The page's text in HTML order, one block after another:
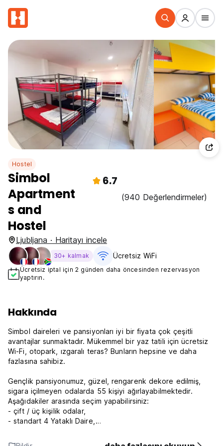
Hostel
Simbol
Apartment
s and
Hostel
6.7
(940 Değerlendirmeler)
Ljubljana · Haritayı incele
30+ kalmak Ücretsiz WiFi
Ücretsiz iptal için 2 günden daha öncesinden rezervasyon
yaptırın.
Hakkında
Simbol daireleri ve pansiyonları iyi bir fiyata çok çeşitli
avantajlar sunmaktadır. Mükemmel bir yaz tatili için ücretsiz
Wi-Fi, otopark, ızgaralı teras? Bunların hepsine ve daha
fazlasına sahibiz.
Gençlik pansiyonumuz, güzel, rengarenk dekore edilmiş,
sigara içilmeyen odalarda 55 kişiyi ağırlayabilmektedir.
Aşağıdakiler arasında seçim yapabilirsiniz:
- çift / üç kişilik odalar,
- standart 4 Yataklı Daire,
- standart 6 Yataklı Daire,